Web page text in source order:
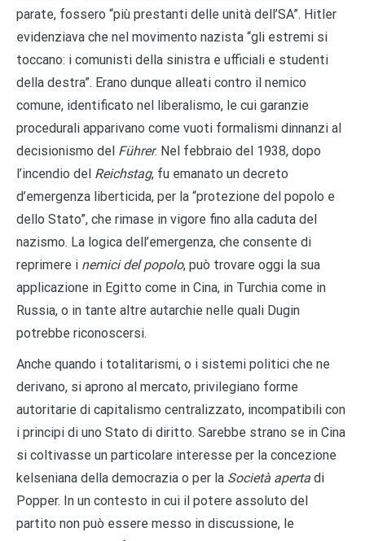
parate, fossero “più prestanti delle unità dell’SA”. Hitler
evidenziava che nel movimento nazista “gli estremi si
toccano: i comunisti della sinistra e ufficiali e studenti
della destra”. Erano dunque alleati contro il nemico
comune, identificato nel liberalismo, le cui garanzie
procedurali apparivano come vuoti formalismi dinnanzi al
decisionismo del Führer. Nel febbraio del 1938, dopo
l’incendio del Reichstag, fu emanato un decreto
d’emergenza liberticida, per la “protezione del popolo e
dello Stato”, che rimase in vigore fino alla caduta del
nazismo. La logica dell’emergenza, che consente di
reprimere i nemici del popolo, può trovare oggi la sua
applicazione in Egitto come in Cina, in Turchia come in
Russia, o in tante altre autarchie nelle quali Dugin
potrebbe riconoscersi.
Anche quando i totalitarismi, o i sistemi politici che ne
derivano, si aprono al mercato, privilegiano forme
autoritarie di capitalismo centralizzato, incompatibili con
i principi di uno Stato di diritto. Sarebbe strano se in Cina
si coltivasse un particolare interesse per la concezione
kelseniana della democrazia o per la Società aperta di
Popper. In un contesto in cui il potere assoluto del
partito non può essere messo in discussione, le